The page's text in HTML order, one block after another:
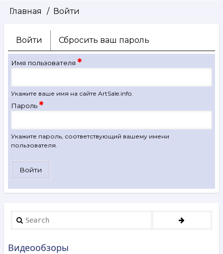
Строка
Главная Войти
Главные
вкладки
Войти
(активная
вкладка)
Сбросить ваш пароль
Имя пользователя
Укажите ваше имя на сайте ArtSale.info.
Пароль
Укажите пароль, соответствующий вашему имени
пользователя.
Search
Видеообзоры